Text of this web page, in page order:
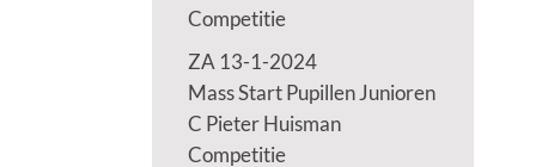
Competitie
ZA 13-1-2024
Mass Start Pupillen Junioren
C Pieter Huisman
Competitie